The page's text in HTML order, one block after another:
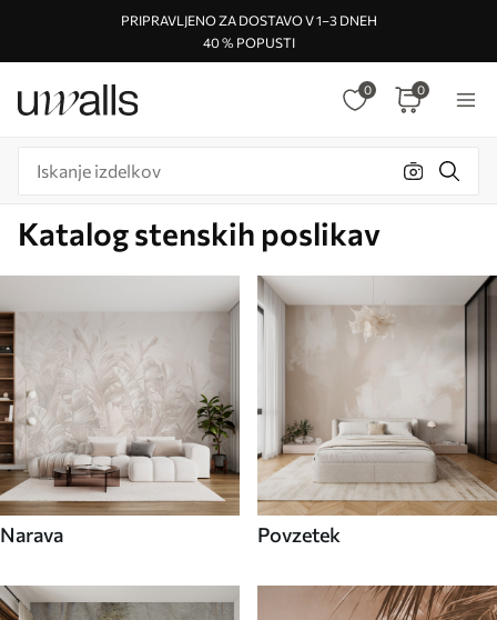
PRIPRAVLJENO ZA DOSTAVO V 1–3 DNEH
40 % POPUSTI
0 0
Katalog stenskih poslikav
Narava Povzetek